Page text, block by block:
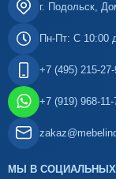
г. Подольск,
Пн-Пт: С 10:00
+7 (495) 215-
+7 (919) 968-11-
МЫ В СОЦИАЛЬНЫХ